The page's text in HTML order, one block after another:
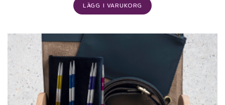
LÄGG I VARUKORG